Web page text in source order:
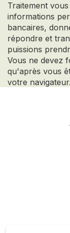
Traitement
informations
bancaires,
répondre et
puissions
Vous ne devez
qu'après vous
votre navigateur.